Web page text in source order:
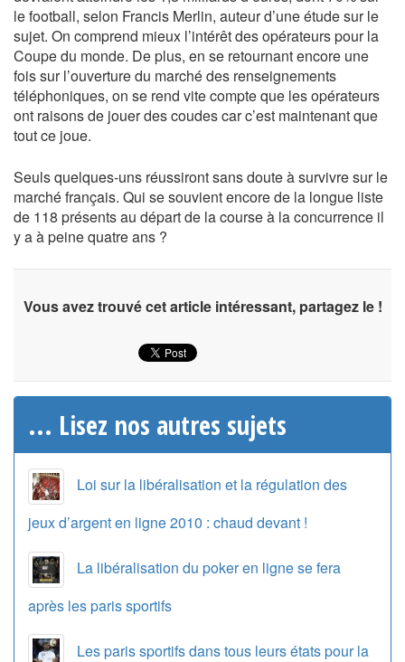
le football, selon Francis Merlin, auteur d’une étude sur le
sujet. On comprend mieux l’intérêt des opérateurs pour la
Coupe du monde. De plus, en se retournant encore une
fois sur l’ouverture du marché des renseignements
téléphoniques, on se rend vite compte que les opérateurs
ont raisons de jouer des coudes car c’est maintenant que
tout ce joue.
Seuls quelques-uns réussiront sans doute à survivre sur le
marché français. Qui se souvient encore de la longue liste
de 118 présents au départ de la course à la concurrence il
y a à peine quatre ans ?
Vous avez trouvé cet article intéressant, partagez le !
... Lisez nos autres sujets
Loi sur la libéralisation et la régulation des
jeux d’argent en ligne 2010 : chaud devant !
La libéralisation du poker en ligne se fera
après les paris sportifs
Les paris sportifs dans tous leurs états pour la